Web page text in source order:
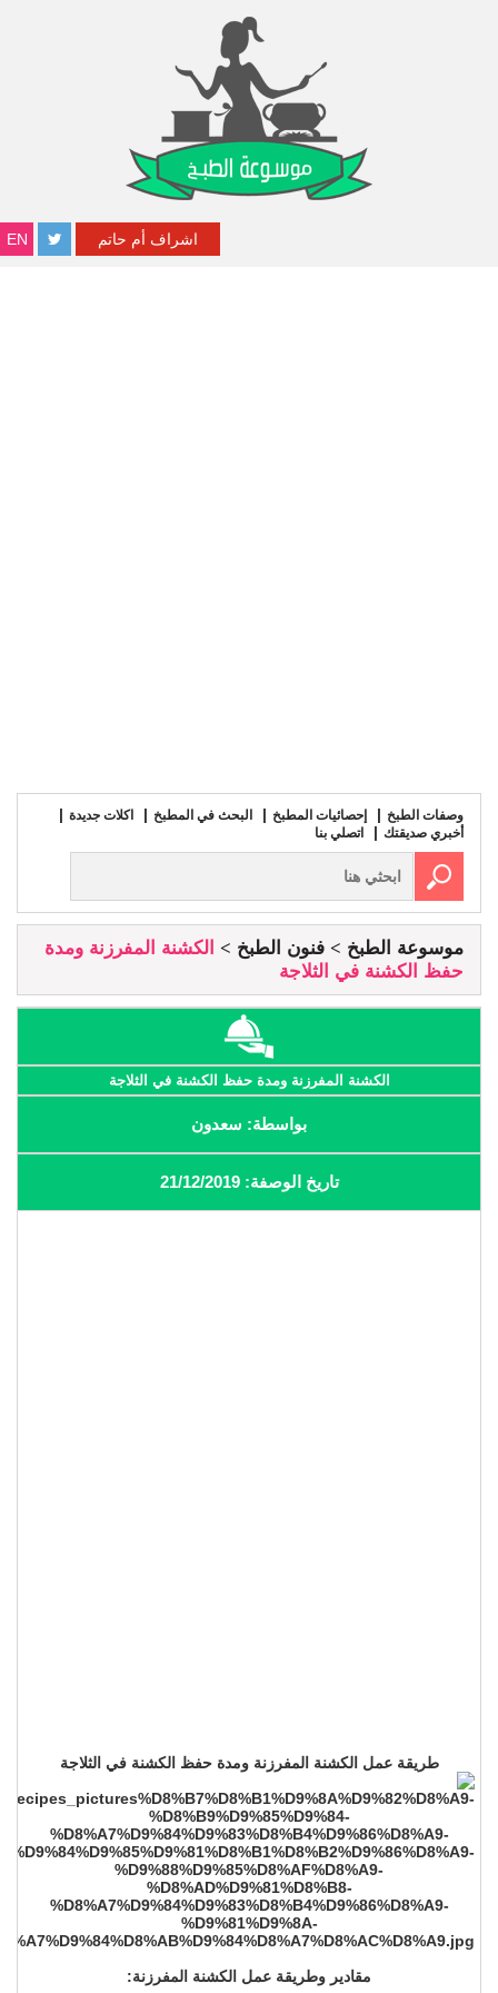
EN اشراف أم حاتم
وصفات الطبخ إحصائيات المطبخ البحث في المطبخ
اكلات جديدة
أخبري صديقتك
اتصلي بنا
موسوعة الطبخ فنون الطبخ
الكشنة المفرزنة ومدة
حفظ الكشنة في الثلاجة
الكشنة المفرزنة ومدة حفظ الكشنة في الثلاجة
بواسطة: سعدون
تاريخ الوصفة: 21/12/2019
طريقة عمل الكشنة المفرزنة ومدة حفظ الكشنة في الثلاجة
مقادير وطريقة عمل الكشنة المفرزنة: